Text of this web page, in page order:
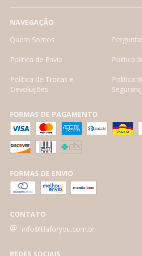
NAVEGAÇÃO
Quem Somos
Política de Envio Política
Política de Trocas e
Devoluções
Política
FORMAS DE PAGAMENTO
FORMAS DE ENVIO
CONTATO
info@lilaforyou.com.br
REDES SOCIAIS